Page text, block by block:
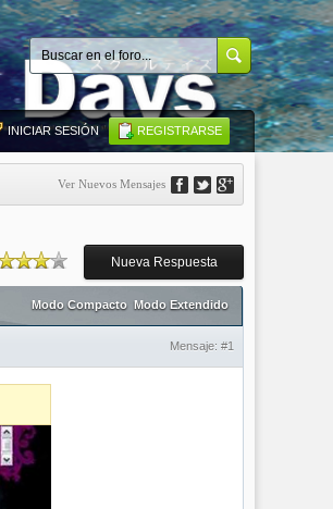
INICIAR SESIÓN REGISTRARSE
Ver Nuevos Mensajes
Nueva Respuesta
Modo Compacto Modo Extendido
Mensaje: #1